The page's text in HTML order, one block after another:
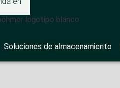
Soluciones de almacenamiento